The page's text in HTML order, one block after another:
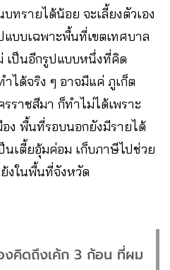
รายได้น้อย จะเลี้ยงตัวเอง
บบเฉพาะพื้นที่เขตเทศบาล
เป็นอีกรูปแบบหนึ่งที่คิด
ได้จริง ๆ อาจมีแค่ ภูเก็ต
าชสีมา ก็ทำไม่ได้เพราะ
อง พื้นที่รอบนอกยังมีรายได้
เตี้ยอุ้มค่อม เก็บภาษีไปช่วย
งในพื้นที่จังหวัด
งคิดถึงเค้ก 3 ก้อน ที่ผม